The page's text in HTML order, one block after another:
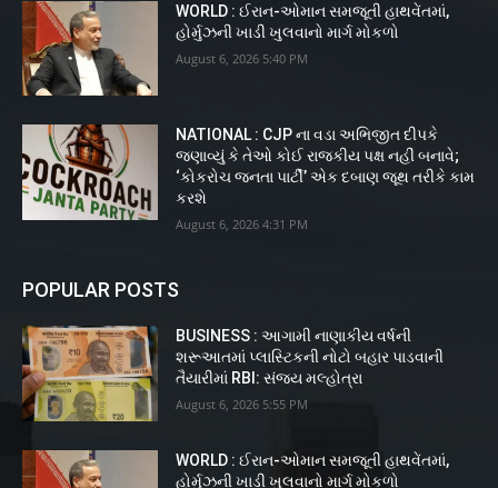
WORLD : ઈરાન-ઓમાન સમજૂતી હાથવેંતમાં,
હોર્મુઝની ખાડી ખુલવાનો માર્ગ મોકળો
August 6, 2026 5:40 PM
NATIONAL : CJP ના વડા અભિજીત દીપકે
જણાવ્યું કે તેઓ કોઈ રાજકીય પક્ષ નહીં બનાવે;
‘કોકરોચ જનતા પાર્ટી’ એક દબાણ જૂથ તરીકે કામ
કરશે
August 6, 2026 4:31 PM
POPULAR POSTS
BUSINESS : આગામી નાણાકીય વર્ષની
શરૂઆતમાં પ્લાસ્ટિકની નોટો બહાર પાડવાની
તૈયારીમાં RBI: સંજય મલ્હોત્રા
August 6, 2026 5:55 PM
WORLD : ઈરાન-ઓમાન સમજૂતી હાથવેંતમાં,
હોર્મુઝની ખાડી ખુલવાનો માર્ગ મોકળો